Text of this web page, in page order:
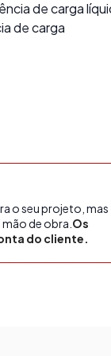
de carga
de carga
o seu projeto, mas
de obra. Os
do cliente.